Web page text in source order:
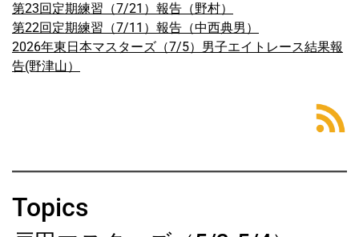
第23回定期練習（7/21）報告（野村）
第22回定期練習（7/11）報告（中西典男）
2026年東日本マスターズ（7/5）男子エイトレース結果報
告(野津山）
Topics